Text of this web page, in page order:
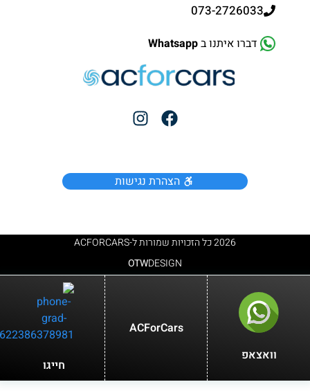
073-2726033
דברו איתנו בWhatsapp
הצהרת נגישות
OTWDESIGN
2026 כל הזכויות שמורות ל-ACFORCARS
וואצאפ
ACForCars
חייגו